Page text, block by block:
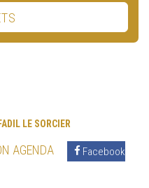
LE SORCIER
AGENDA Facebook